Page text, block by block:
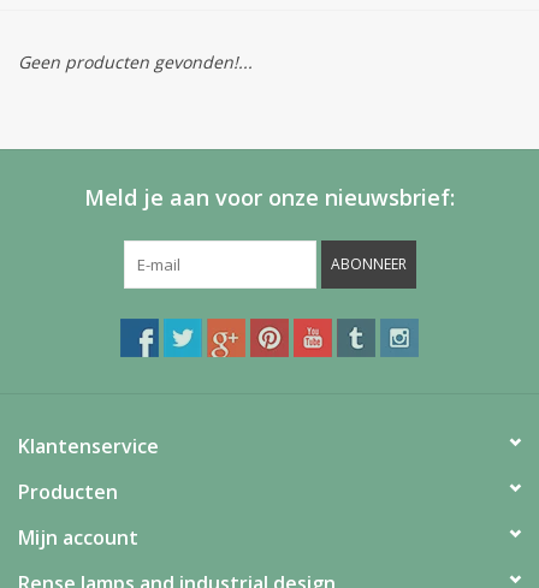
Geen producten gevonden!...
Meld je aan voor onze nieuwsbrief:
ABONNEER
Klantenservice
Producten
Mijn account